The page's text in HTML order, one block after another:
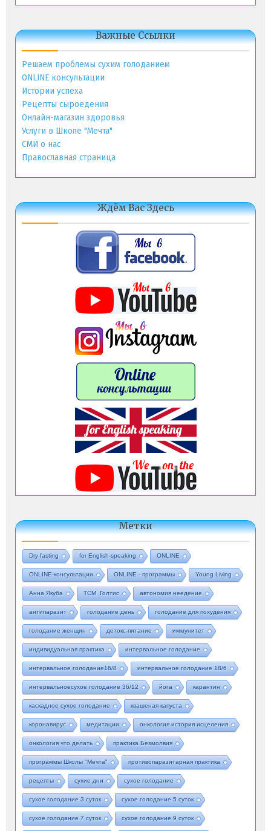
Важные Ссылки
Решаем проблемы сухим голоданием
ONLINE консультации
Истории успеха
Рецепты сыроедения
Онлайн-магазин здоровья
Услуги в Школе "Мечта"
СМИ о нас
Православная страница
Ждём Вас Здесь
Метки
Dry fasting for English-speaking ONLINE
ONLINE-консультации ONLINE - программы Young Living
Анна Якуба ТСМ Голтис автономия неедение
антипаразит голодание день голодание для похудения
голодание женщин детокс-питание иммунитет
индивидуальная практика интервальное голодание
интервальное голодание16/8 интервальное голодание 18/6
интервальноесухое голодание 36/12 йога карантин
каскадное сухое голодание квашеная капуста
коронавирус медитации онкология история исцеления
онкология что делать практика Безмолвия
программы Школы "Мечта" противопаразитарная практика
рецепты сухие дни сухое голодание
сухое голодание 3 суток сухое голодание 5 суток
сухое голодание 7 суток сухое голодание 9 суток